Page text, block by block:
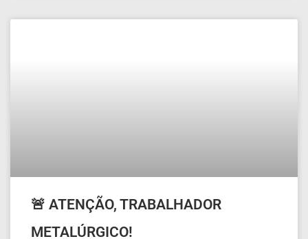
🚨 ATENÇÃO, TRABALHADOR
METALÚRGICO!